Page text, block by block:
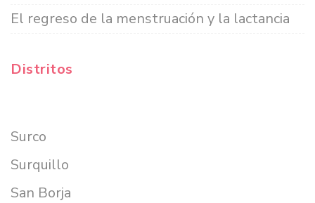
El regreso de la menstruación y la lactancia
Distritos
Surco
Surquillo
San Borja